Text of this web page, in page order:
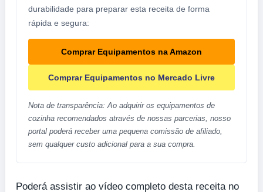
durabilidade para preparar esta receita de forma
rápida e segura:
Comprar Equipamentos na Amazon
Comprar Equipamentos no Mercado Livre
Nota de transparência: Ao adquirir os equipamentos de
cozinha recomendados através de nossas parcerias, nosso
portal poderá receber uma pequena comissão de afiliado,
sem qualquer custo adicional para a sua compra.
Poderá assistir ao vídeo completo desta receita no